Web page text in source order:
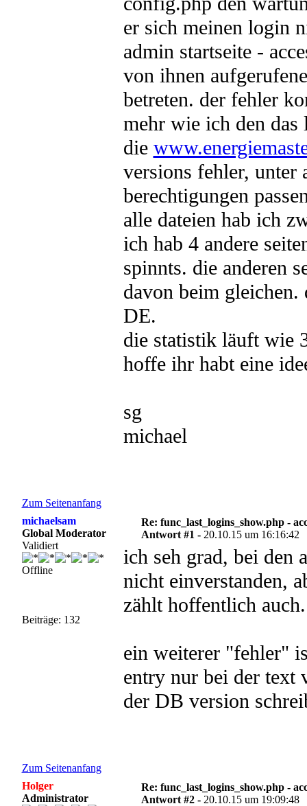
er sich meinen login
admin startseite -
von ihnen
betreten. der fehler
mehr wie ich den das
die
versions fehler, unter
berechtigungen
alle dateien hab ich
ich hab 4 andere
spinnts. die anderen
davon beim
DE.
die statistik läuft wie
hoffe ihr habt eine
sg
michael
Zum Seitenanfang
michaelsam
Global Moderator
Validiert
Offline
Beiträge: 132
Re: func_last_logins_show.php -
Antwort #1 - 20.10.15 um 16:16:42
ich seh grad, bei den
nicht einverstanden,
zählt hoffentlich auch.
ein weiterer "fehler"
entry nur bei der text
der DB version
Zum Seitenanfang
Holger
Administrator
Re: func_last_logins_show.php -
Antwort #2 - 20.10.15 um 19:09:48